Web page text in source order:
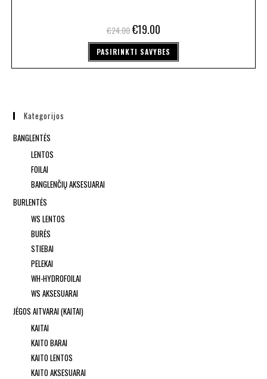
€24.00€19.00
PASIRINKTI SAVYBES
Kategorijos
BANGLENTĖS
LENTOS
FOILAI
BANGLENČIŲ AKSESUARAI
BURLENTĖS
WS LENTOS
BURĖS
STIEBAI
PELEKAI
WH-HYDROFOILAI
WS AKSESUARAI
JĖGOS AITVARAI (KAITAI)
KAITAI
KAITO BARAI
KAITO LENTOS
KAITO AKSESUARAI